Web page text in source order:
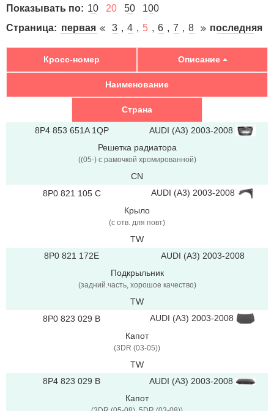
Показывать по: 10 20 50
100
Страница: первая 3 4 5 6 7 8 последняя
Кросс-номер Описание
Наименование
Страна
8P4 853 651A 1QP
AUDI (A3) 2003-2008
Решетка радиатора
((05-) с рамочкой xромированной)
CN
8P0 821 105 C
AUDI (A3) 2003-2008
Крыло
(с отв. для повт)
TW
8P0 821 172E
AUDI (A3) 2003-2008
Подкрыльник
(задний.часть, хорошое качество)
TW
8P0 823 029 B
AUDI (A3) 2003-2008
Капот
(3DR (03-05))
TW
8P4 823 029 B
AUDI (A3) 2003-2008
Капот